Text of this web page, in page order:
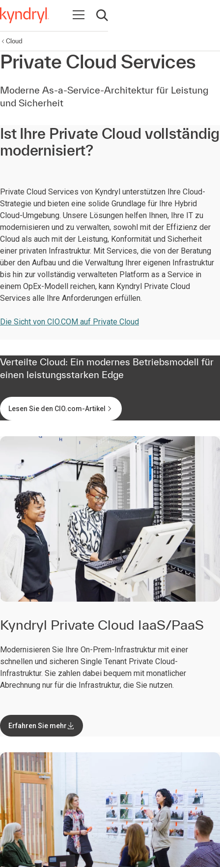
Navigation öffnen
Suche öffnen
Cloud
Private Cloud Services
Moderne As-a-Service-Architektur für Leistung
und Sicherheit
Ist Ihre Private Cloud vollständig
modernisiert?
Private Cloud Services von Kyndryl unterstützen Ihre Cloud-
Strategie und bieten eine solide Grundlage für Ihre Hybrid
Cloud-Umgebung. Unsere Lösungen helfen Ihnen, Ihre IT zu
modernisieren und zu verwalten, sowohl mit der Effizienz der
Cloud als auch mit der Leistung, Konformität und Sicherheit
einer privaten Infrastruktur. Mit Services, die von der Beratung
über den Aufbau und die Verwaltung Ihrer eigenen Infrastruktur
bis hin zur vollständig verwalteten Platform as a Service in
einem OpEx-Modell reichen, kann Kyndryl Private Cloud
Services alle Ihre Anforderungen erfüllen.
Die Sicht von CIO.COM auf Private Cloud
Verteilte Cloud: Ein modernes Betriebsmodell für
einen leistungsstarken Edge
Lesen Sie den CIO.com-Artikel
Kyndryl Private Cloud IaaS/PaaS
Modernisieren Sie Ihre On-Prem-Infrastruktur mit einer
schnellen und sicheren Single Tenant Private Cloud-
Infrastruktur. Sie zahlen dabei bequem mit monatlicher
Abrechnung nur für die Infrastruktur, die Sie nutzen.
Erfahren Sie mehr